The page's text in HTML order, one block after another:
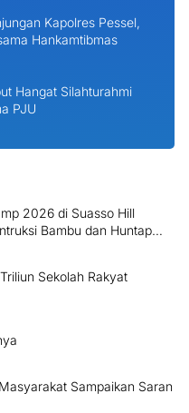
Kapolres Pessel,
Hankamtibmas
Hangat Silahturahmi
PJU
2026 di Suasso Hill
Bambu dan Huntap
Sekolah Rakyat
Sampaikan Saran